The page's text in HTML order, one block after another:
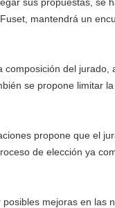
mantendrá un
del jurado,
se propone limitar
propone que el
de elección ya
mejoras en las